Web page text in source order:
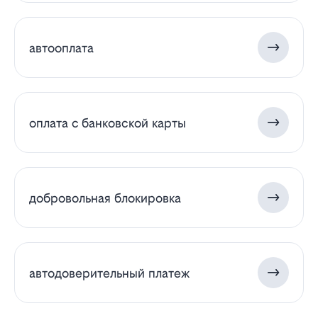
автооплата
оплата с банковской карты
добровольная блокировка
автодоверительный платеж